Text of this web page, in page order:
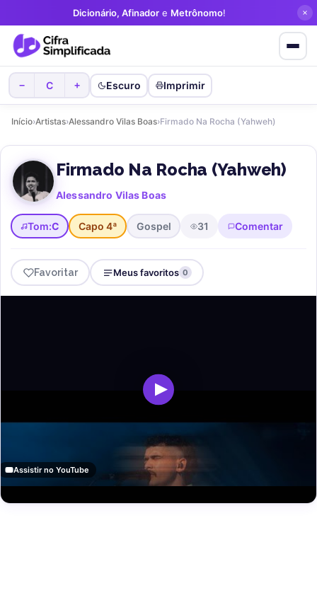
Dicionário, Afinador e Metrônomo!
− C + Escuro Imprimir
Início›Artistas›Alessandro Vilas Boas›Firmado Na Rocha (Yahweh)
Firmado Na Rocha (Yahweh)
Alessandro Vilas Boas
Tom:C Capo 4ª Gospel 31 Comentar
Favoritar Meus favoritos 0
Assistir no YouTube